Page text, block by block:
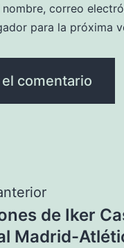
nombre, correo
para la próxima
de Iker
Madrid-